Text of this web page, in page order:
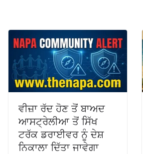
ਵੀਜ਼ਾ ਰੱਦ ਹੋਣ ਤੋਂ ਬਾਅਦ
ਆਸਟ੍ਰੇਲੀਆ ਤੋਂ ਸਿੱਖ
ਟਰੱਕ ਡਰਾਈਵਰ ਨੂੰ ਦੇਸ਼
ਨਿਕਾਲਾ ਦਿੱਤਾ ਜਾਵੇਗਾ